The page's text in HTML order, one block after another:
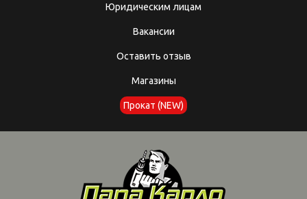
Юридическим лицам
Вакансии
Оставить отзыв
Магазины
Прокат (NEW)